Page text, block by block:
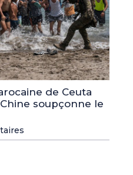
de Ceuta
soupçonne le